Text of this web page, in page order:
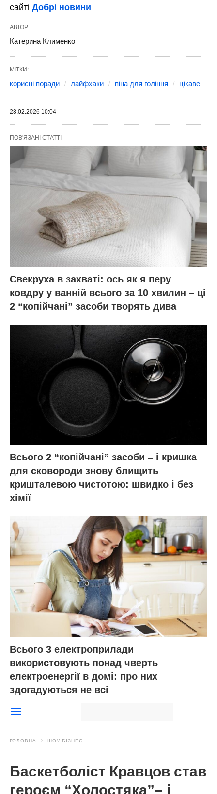
сайті Добрі новини
АВТОР:
Катерина Клименко
МІТКИ:
корисні поради лайфхаки піна для гоління цікаве
28.02.2026 10:04
ПОВ'ЯЗАНІ СТАТТІ
Свекруха в захваті: ось як я перу
ковдру у ванній всього за 10 хвилин – ці
2 “копійчані” засоби творять дива
Всього 2 “копійчані” засоби – і кришка
для сковороди знову блищить
кришталевою чистотою: швидко і без
хімії
Всього 3 електроприлади
використовують понад чверть
електроенергії в домі: про них
здогадуються не всі